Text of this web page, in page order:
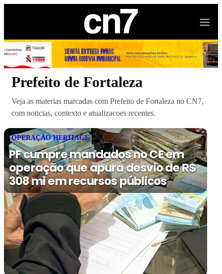
Prefeito de Fortaleza
Veja as materias marcadas com Prefeito de Fortaleza no CN7,
com noticias, contexto e atualizacoes recentes.
OPERAÇÃO HERITAGE
PF cumpre mandados no CE em
operação que apura desvio de R$
308 mi em recursos públicos